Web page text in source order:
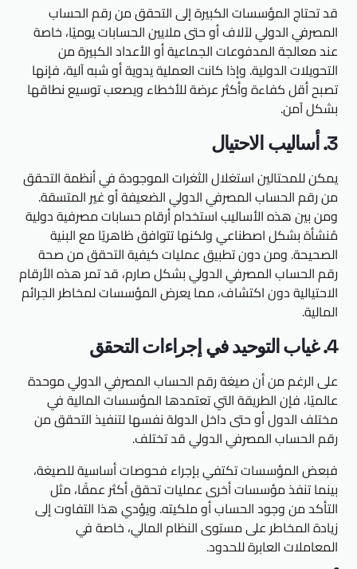
قد تحتاج المؤسسات الكبيرة إلى التحقق من رقم الحساب
المصرفي الدولي لآلاف أو حتى ملايين الحسابات يوميًا، خاصة
عند معالجة المدفوعات الجماعية أو الأعداد الكبيرة من
التحويلات الدولية. وإذا كانت العملية يدوية أو شبه آلية، فإنها
تصبح أقل كفاءة وأكثر عرضة للأخطاء ويصعب توسيع نطاقها
بشكل آمن.
3. أساليب الاحتيال
يمكن للمحتالين استغلال الثغرات الموجودة في أنظمة التحقق
من رقم الحساب المصرفي الدولي الضعيفة أو غير المتسقة.
ومن بين هذه الأساليب استخدام أرقام حسابات مصرفية دولية
مُنشأة بشكل اصطناعي ولكنها تتوافق ظاهريًا مع البنية
الصحيحة. ومن دون تطبيق عمليات كيفية التحقق من صحة
رقم الحساب المصرفي الدولي بشكل صارم، قد تمر هذه الأرقام
الاحتيالية دون اكتشاف، مما يعرض المؤسسات لمخاطر الجرائم
المالية.
4. غياب التوحيد في إجراءات التحقق
على الرغم من أن صيغة رقم الحساب المصرفي الدولي موحدة
عالميًا، فإن الطريقة التي تعتمدها المؤسسات المالية في
مختلف الدول أو حتى داخل الدولة نفسها لتنفيذ التحقق من
رقم الحساب المصرفي الدولي قد تختلف.
فبعض المؤسسات تكتفي بإجراء فحوصات أساسية للصيغة،
بينما تنفذ مؤسسات أخرى عمليات تحقق أكثر عمقًا، مثل
التأكد من وجود الحساب أو ملكيته. ويؤدي هذا التفاوت إلى
زيادة المخاطر على مستوى النظام المالي، خاصة في
المعاملات العابرة للحدود.